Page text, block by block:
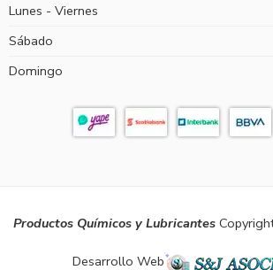
Lunes - Viernes
Sábado
Domingo
Productos Químicos y Lubricantes
Desarrollo Web